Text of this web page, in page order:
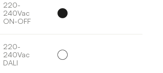
220-
240Vac
ON-OFF
220-
240Vac
DALI